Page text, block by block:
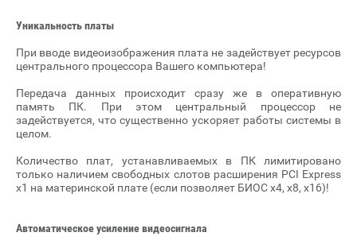
Уникальность платы
При вводе видеоизображения плата не задействует ресурсов
центрального процессора Вашего компьютера!
Передача данных происходит сразу же в оперативную
память ПК. При этом центральный процессор не
задействуется, что существенно ускоряет работы системы в
целом.
Количество плат, устанавливаемых в ПК лимитировано
только наличием свободных слотов расширения PCI Express
x1 на материнской плате (если позволяет БИОС x4, x8, x16)!
Автоматическое усиление видеосигнала